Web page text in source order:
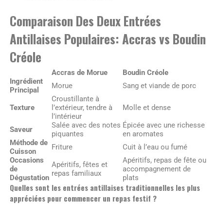
Comparaison Des Deux Entrées
Antillaises Populaires: Accras vs Boudin
Créole
Accras de Morue
Boudin Créole
Ingrédient
Principal
Morue Sang et viande de porc
Texture
Croustillante à
l’extérieur, tendre à
l’intérieur
Molle et dense
Saveur
Salée avec des notes
piquantes
Épicée avec une richesse
en aromates
Méthode de
Cuisson
Friture
Cuit à l’eau ou fumé
Occasions
de
Dégustation
Apéritifs, fêtes et
repas familiaux
Apéritifs, repas de fête ou
accompagnement de
plats
Quelles sont les entrées antillaises traditionnelles les plus
appréciées pour commencer un repas festif ?